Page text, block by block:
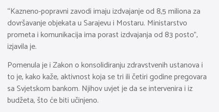
“Kazneno-popravni zavodi imaju izdvajanje od 8,5 miliona za
dovršavanje objekata u Sarajevu i Mostaru. Ministarstvo
prometa i komunikacija ima porast izdvajanja od 83 posto”,
izjavila je.
Pomenula je i Zakon o konsolidiranju zdravstvenih ustanova i
to je, kako kaže, aktivnost koja se tri ili četiri godine pregovara
sa Svjetskom bankom. Njihov uvjet je da se intervenira i iz
budžeta, što će biti učinjeno.